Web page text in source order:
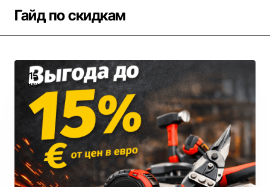
Гайд по скидкам
15
нау.